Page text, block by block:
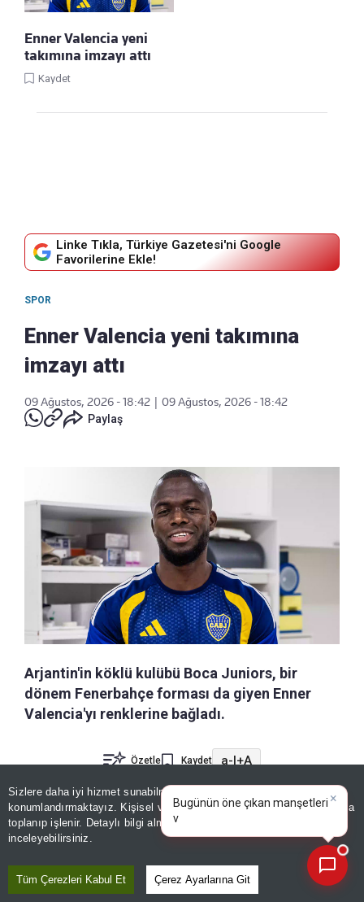
Sizlere daha iyi hizmet sunabilmek adına sitemizde
konumlandırmaktayız. Kişisel verileriniz, KVKK ve GDPR kapsamında
toplanıp işlenir. Detaylı bilgi almak için
inceleyebilirsiniz.
Tüm Çerezleri Kabul Et Çerez Ayarlarına Git
Enner Valencia yeni
takımına imzayı attı
Kaydet
Linke Tıkla, Türkiye Gazetesi'ni Google
Favorilerine Ekle!
SPOR
Enner Valencia yeni takımına
imzayı attı
09 Ağustos, 2026 - 18:42
09 Ağustos, 2026 - 18:42
Paylaş
Arjantin'in köklü kulübü Boca Juniors, bir
dönem Fenerbahçe forması da giyen Enner
Valencia'yı renklerine bağladı.
Özetle Kaydet a-|+A
Arjantin temsilcisi Boca Juniors, hücum hattını
Ekvadorlu deneyimli golcü Enner Valencia ile
güçlendirdi. 36 yaşındaki Ekvadorlu forvet ile 31
Aralık 2027 tarihine kadar geçerli sözleşme
×
Bugünün öne çıkan manşetleri
ve gelişmeleri neler?